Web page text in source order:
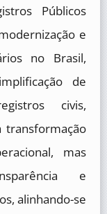
Públicos
e
no Brasil,
de
civis,
transformação
mas
e
alinhando-se